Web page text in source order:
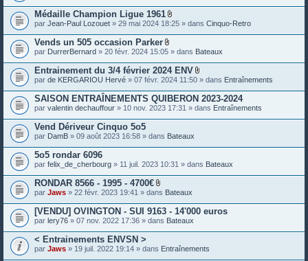
s
Médaille Champion Ligue 1961
P
è
e
s
o
n
t
e
s
par Jean-Paul Lozouet » 29 mai 2024 18:25 » dans Cinquo-Retro
Vends un 505 occasion Parker
P
è
c
e
s
j
o
t
e
s
par DurrerBernard » 20 févr. 2024 15:05 » dans Bateaux
Entrainement du 3/4 février 2024 ENV
P
è
c
e
s
e
s
par de KERGARIOU Hervé » 07 févr. 2024 11:50 » dans Entraînements
SAISON ENTRAÎNEMENTS QUIBERON 2023-2024
par valentin dechauffour » 10 nov. 2023 17:31 » dans Entraînements
Vend Dériveur Cinquo 5o5
par DamB » 09 août 2023 16:58 » dans Bateaux
5o5 rondar 6096
par felix_de_cherbourg » 11 juil. 2023 10:31 » dans Bateaux
RONDAR 8566 - 1995 - 4700€
P
è
c
e
s
o
par Jaws » 22 févr. 2023 19:41 » dans Bateaux
[VENDU] OVINGTON - SUI 9163 - 14'000 euros
par lery76 » 07 nov. 2022 17:36 » dans Bateaux
< Entrainements ENVSN >
par Jaws » 19 juil. 2022 19:14 » dans Entraînements